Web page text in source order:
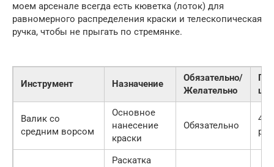
моем арсенале всегда есть кюветка (лоток) для
равномерного распределения краски и телескопическая
ручка, чтобы не прыгать по стремянке.
Инструмент Назначение
Обязательно/
Желательно
Валик со
средним ворсом
Основное
нанесение
краски
Обязательно
руб.
Раскатка